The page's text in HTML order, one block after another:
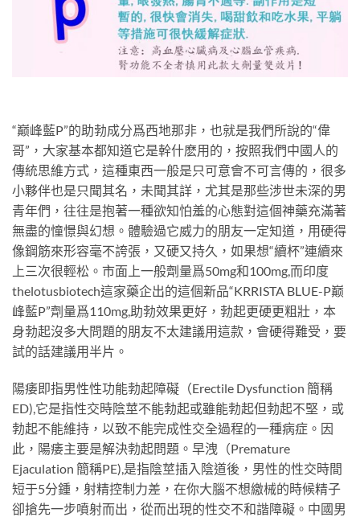
“巅峰藍P”的助勃成分爲西地那非，也就是我們所說的“偉
哥”，大家基本都知道它是幹什麽用的，按照我們中國人的
傳統思維方式，這種東西一般是只可意會不可言傳的，很多
小夥伴也是只聞其名，未聞其詳，尤其是那些涉世未深的男
青年們，往往是抱著一種欲知怕羞的心態對這個神藥充滿著
無盡的憧憬與幻想。體驗過它威力的朋友一定知道，用硬得
像鋼筋來形容毫不誇張，又硬又持久，如果想“續杯”連續來
上三次很輕松。市面上一般劑量爲50mg和100mg,而印度
thelotusbiotech這家藥企出的這個新品“KRRISTA BLUE-P巅
峰藍P”劑量爲110mg,助勃效果更好，勃起更硬更粗壯，本
身勃起沒多大問題的朋友不太建議用這款，會硬得難受，要
試的話建議用半片。
陽痿即指男性性功能勃起障礙（Erectile Dysfunction 簡稱
ED),它是指性交時陰莖不能勃起或雖能勃起但勃起不堅，或
勃起不能維持，以致不能完成性交全過程的一種病症。因
此，陽痿主要是解決勃起問題。早洩（Premature
Ejaculation 簡稱PE),是指陰莖插入陰道後，男性的性交時間
短于5分鍾，射精控制力差，在你大腦不想繳械的時候精子
卻搶先一步噴射而出，從而出現的性交不和諧障礙。中國男